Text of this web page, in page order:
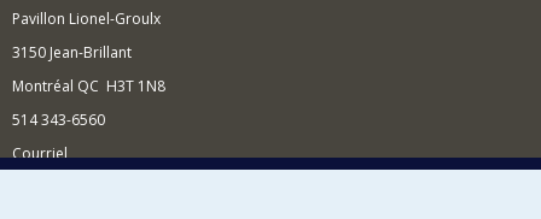
Pavillon Lionel-Groulx
3150 Jean-Brillant
Montréal QC H3T 1N8
514 343-6560
Courriel